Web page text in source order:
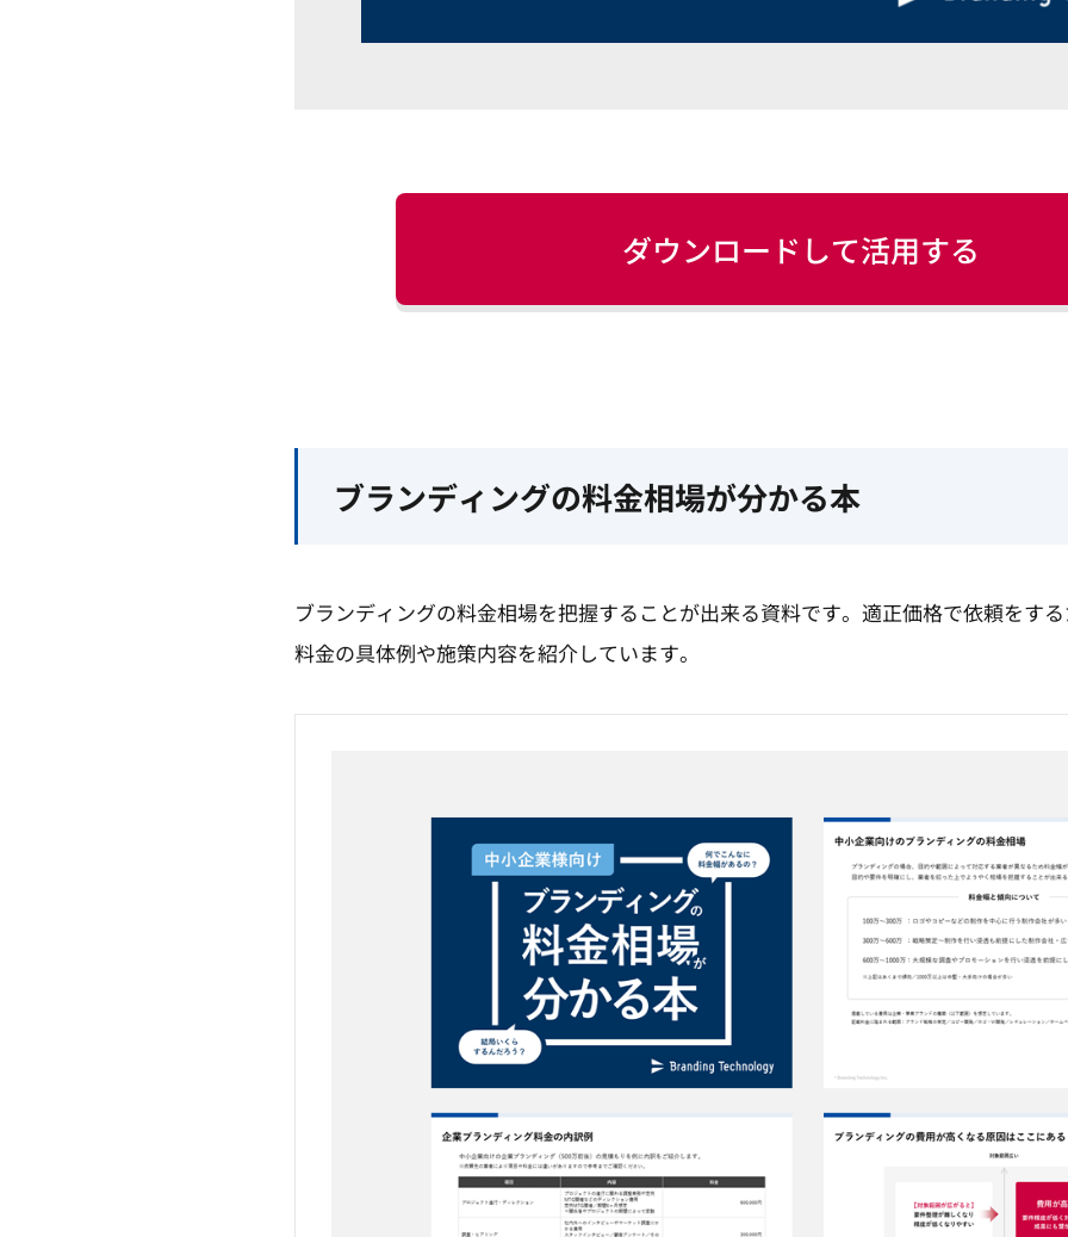
ダウンロードして活用する
ブランディングの料金相場が分かる本
ブランディングの料金相場を把握することが出来る資料です。適正価格で依頼をす
料金の具体例や施策内容を紹介しています。